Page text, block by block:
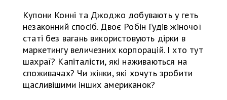
Купони Конні та Джоджо добувають у геть
незаконний спосіб. Двоє Робін Гудів жіночої
статі без вагань використовують дірки в
маркетингу величезних корпорацій. І хто тут
шахраї? Капіталісти, які наживаються на
споживачах? Чи жінки, які хочуть зробити
щасливішими інших американок?